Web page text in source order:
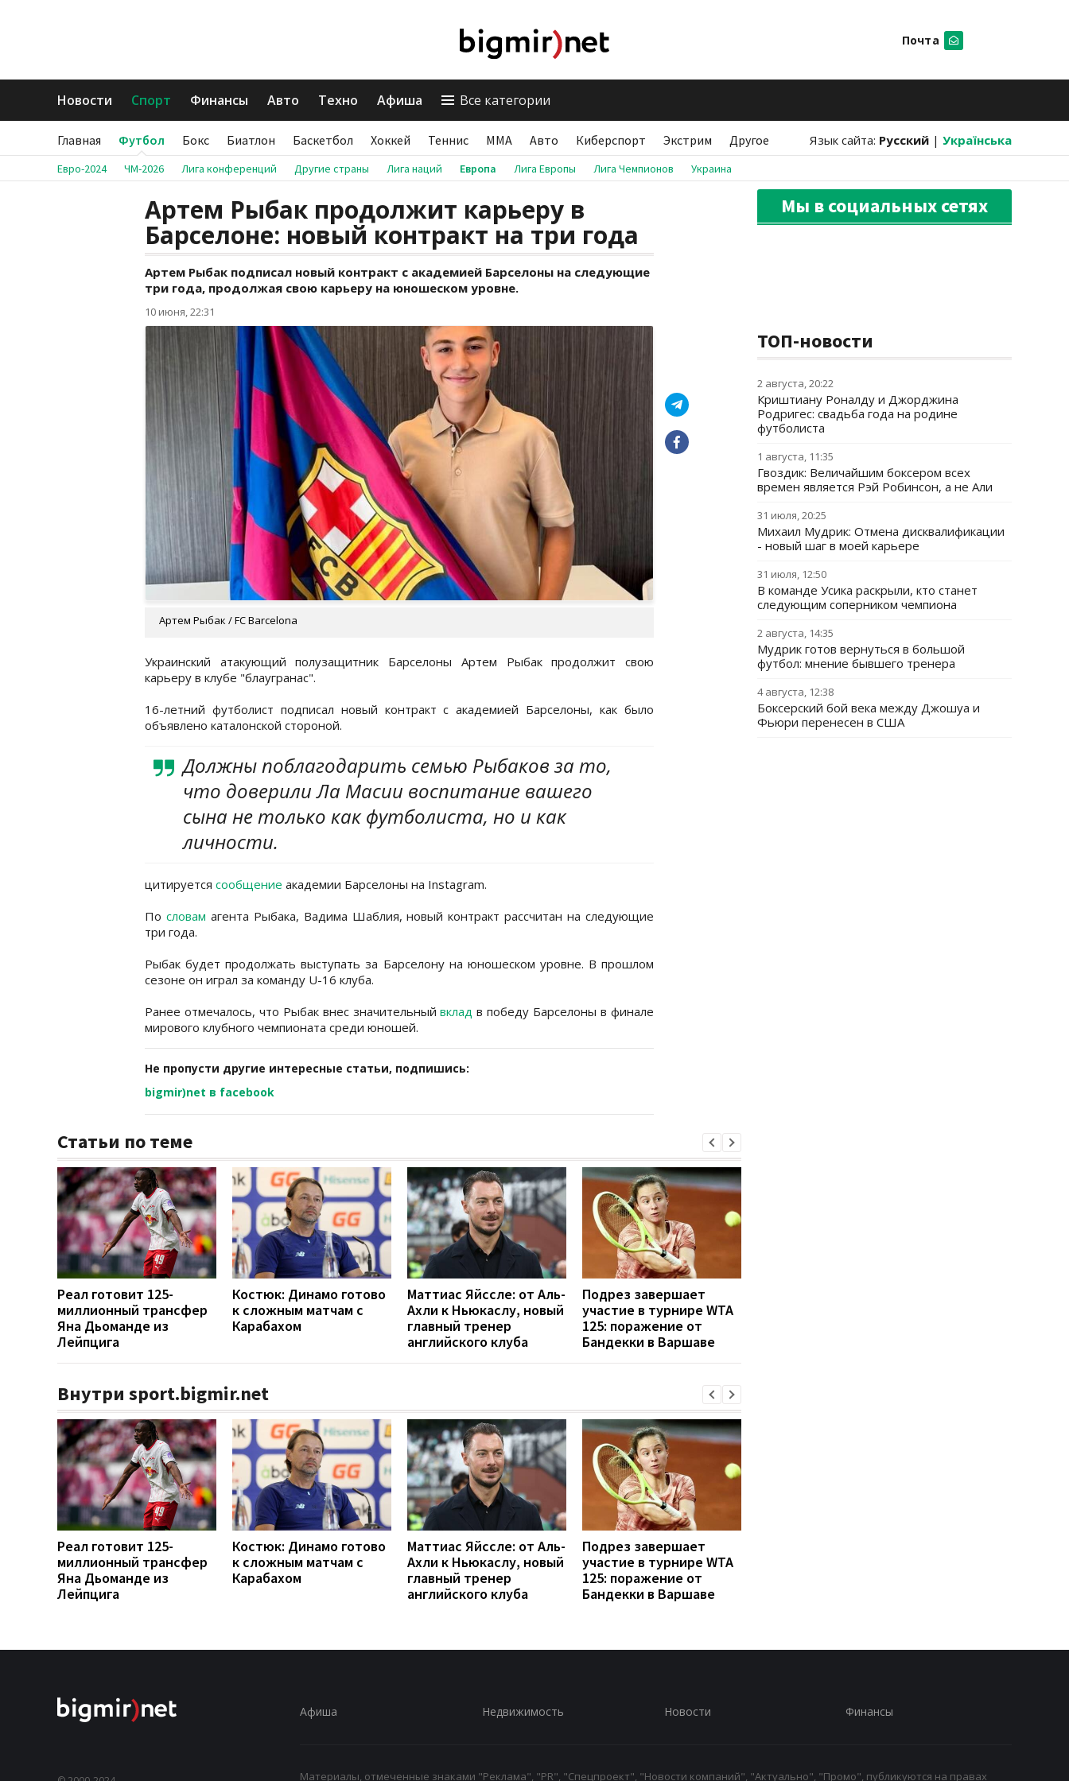
Почта
Новости Спорт Финансы Авто Техно Афиша Все категории
Главная Футбол Бокс Биатлон Баскетбол Хоккей Теннис ММА Авто Киберспорт Экстрим Другое Язык сайта: Русский | Українська
Евро-2024 ЧМ-2026 Лига конференций Другие страны Лига наций Европа Лига Европы Лига Чемпионов Украина
Артем Рыбак продолжит карьеру в
Барселоне: новый контракт на три года
Артем Рыбак подписал новый контракт с академией Барселоны на следующие
три года, продолжая свою карьеру на юношеском уровне.
10 июня, 22:31
Артем Рыбак / FC Barcelona
Украинский атакующий полузащитник Барселоны Артем Рыбак продолжит свою
карьеру в клубе "блаугранас".
16-летний футболист подписал новый контракт с академией Барселоны, как было
объявлено каталонской стороной.
Должны поблагодарить семью Рыбаков за то,
что доверили Ла Масии воспитание вашего
сына не только как футболиста, но и как
личности.
цитируется сообщение академии Барселоны на Instagram.
По словам агента Рыбака, Вадима Шаблия, новый контракт рассчитан на следующие
три года.
Рыбак будет продолжать выступать за Барселону на юношеском уровне. В прошлом
сезоне он играл за команду U-16 клуба.
Ранее отмечалось, что Рыбак внес значительныйвклад в победу Барселоны в финале
мирового клубного чемпионата среди юношей.
Не пропусти другие интересные статьи, подпишись:
bigmir)net в facebook
Статьи по теме
Реал готовит 125-
миллионный трансфер
Яна Дьоманде из
Лейпцига
Костюк: Динамо готово
к сложным матчам с
Карабахом
Маттиас Яйссле: от Аль-
Ахли к Ньюкаслу, новый
главный тренер
английского клуба
Подрез завершает
участие в турнире WTA
125: поражение от
Бандекки в Варшаве
Внутри sport.bigmir.net
Реал готовит 125-
миллионный трансфер
Яна Дьоманде из
Лейпцига
Костюк: Динамо готово
к сложным матчам с
Карабахом
Маттиас Яйссле: от Аль-
Ахли к Ньюкаслу, новый
главный тренер
английского клуба
Подрез завершает
участие в турнире WTA
125: поражение от
Бандекки в Варшаве
Мы в социальных сетях
ТОП-новости
2 августа, 20:22
Криштиану Роналду и Джорджина
Родригес: свадьба года на родине
футболиста
1 августа, 11:35
Гвоздик: Величайшим боксером всех
времен является Рэй Робинсон, а не Али
31 июля, 20:25
Михаил Мудрик: Отмена дисквалификации
- новый шаг в моей карьере
31 июля, 12:50
В команде Усика раскрыли, кто станет
следующим соперником чемпиона
2 августа, 14:35
Мудрик готов вернуться в большой
футбол: мнение бывшего тренера
4 августа, 12:38
Боксерский бой века между Джошуа и
Фьюри перенесен в США
Афиша Недвижимость Новости Финансы
Материалы, отмеченные знаками "Реклама", "PR", "Спецпроект", "Новости компаний", "Актуально", "Промо", публикуются на правах